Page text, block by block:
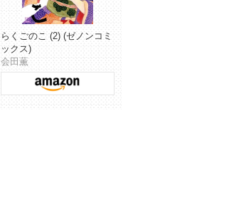
らくごのこ (2) (ゼノンコミ
ックス)
会田薫